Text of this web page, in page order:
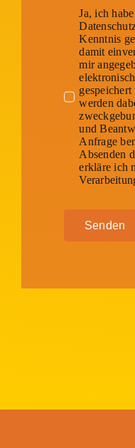
Ja, ich
Kenntnis
damit
mir
werden
und
Anfrage
Absenden
erkläre ich
Senden